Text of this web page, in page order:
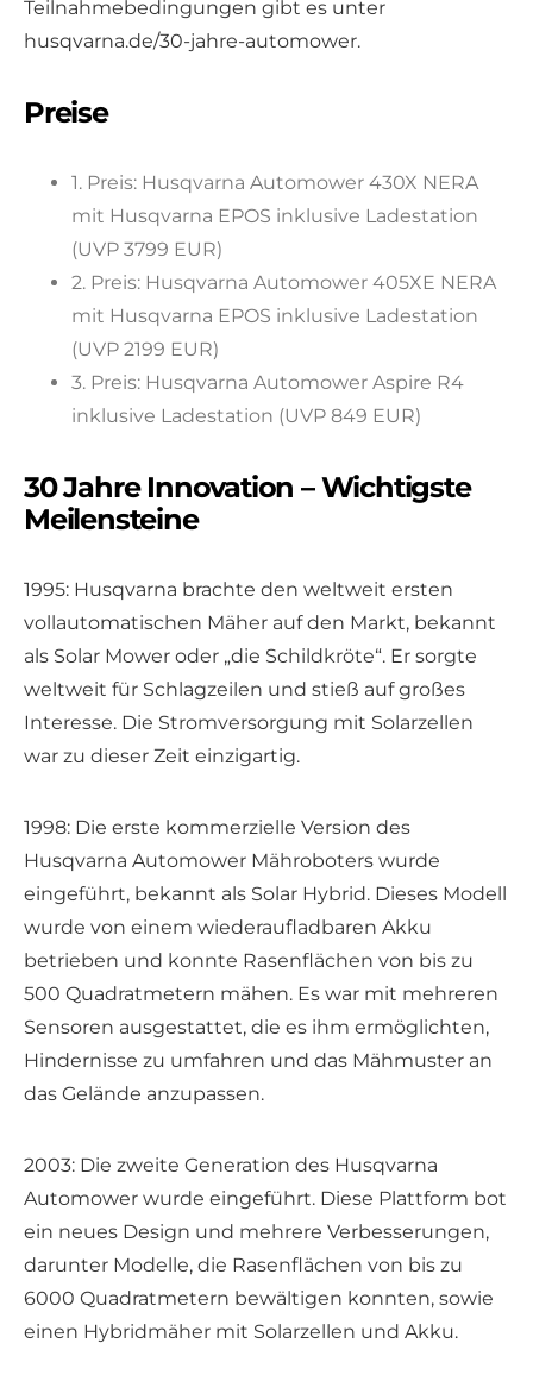
Teilnahmebedingungen gibt es unter
husqvarna.de/30-jahre-automower.
Preise
1. Preis: Husqvarna Automower 430X NERA
mit Husqvarna EPOS inklusive Ladestation
(UVP 3799 EUR)
2. Preis: Husqvarna Automower 405XE NERA
mit Husqvarna EPOS inklusive Ladestation
(UVP 2199 EUR)
3. Preis: Husqvarna Automower Aspire R4
inklusive Ladestation (UVP 849 EUR)
30 Jahre Innovation – Wichtigste
Meilensteine
1995: Husqvarna brachte den weltweit ersten
vollautomatischen Mäher auf den Markt, bekannt
als Solar Mower oder „die Schildkröte“. Er sorgte
weltweit für Schlagzeilen und stieß auf großes
Interesse. Die Stromversorgung mit Solarzellen
war zu dieser Zeit einzigartig.
1998: Die erste kommerzielle Version des
Husqvarna Automower Mähroboters wurde
eingeführt, bekannt als Solar Hybrid. Dieses Modell
wurde von einem wiederaufladbaren Akku
betrieben und konnte Rasenflächen von bis zu
500 Quadratmetern mähen. Es war mit mehreren
Sensoren ausgestattet, die es ihm ermöglichten,
Hindernisse zu umfahren und das Mähmuster an
das Gelände anzupassen.
2003: Die zweite Generation des Husqvarna
Automower wurde eingeführt. Diese Plattform bot
ein neues Design und mehrere Verbesserungen,
darunter Modelle, die Rasenflächen von bis zu
6000 Quadratmetern bewältigen konnten, sowie
einen Hybridmäher mit Solarzellen und Akku.